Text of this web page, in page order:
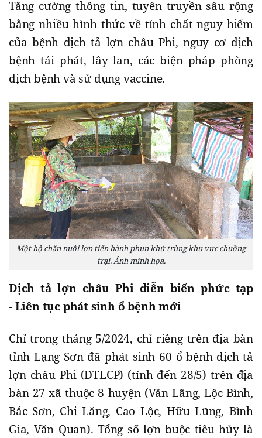
Tăng cường thông tin, tuyên truyền sâu rộng
bằng nhiều hình thức về tính chất nguy hiểm
của bệnh dịch tả lợn châu Phi, nguy cơ dịch
bệnh tái phát, lây lan, các biện pháp phòng
dịch bệnh và sử dụng vaccine.
Một hộ chăn nuôi lợn tiến hành phun khử trùng khu vực chuồng
trại. Ảnh minh họa.
Dịch tả lợn châu Phi diễn biến phức tạp
- Liên tục phát sinh ổ bệnh mới
Chỉ trong tháng 5/2024, chỉ riêng trên địa bàn
tỉnh Lạng Sơn đã phát sinh 60 ổ bệnh dịch tả
lợn châu Phi (DTLCP) (tính đến 28/5) trên địa
bàn 27 xã thuộc 8 huyện (Văn Lãng, Lộc Bình,
Bắc Sơn, Chi Lăng, Cao Lộc, Hữu Lũng, Bình
Gia, Văn Quan). Tổng số lợn buộc tiêu hủy là